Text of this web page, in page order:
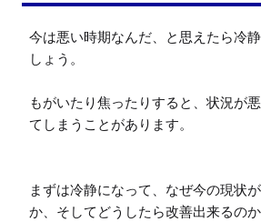
今は悪い時期なんだ、と思えたら冷
しょう。
もがいたり焦ったりすると、状況が
てしまうことがあります。
まずは冷静になって、なぜ今の現状
か、そしてどうしたら改善出来るの